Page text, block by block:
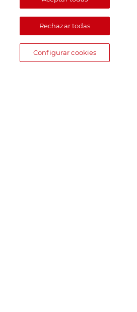
Rechazar todas
Configurar cookies